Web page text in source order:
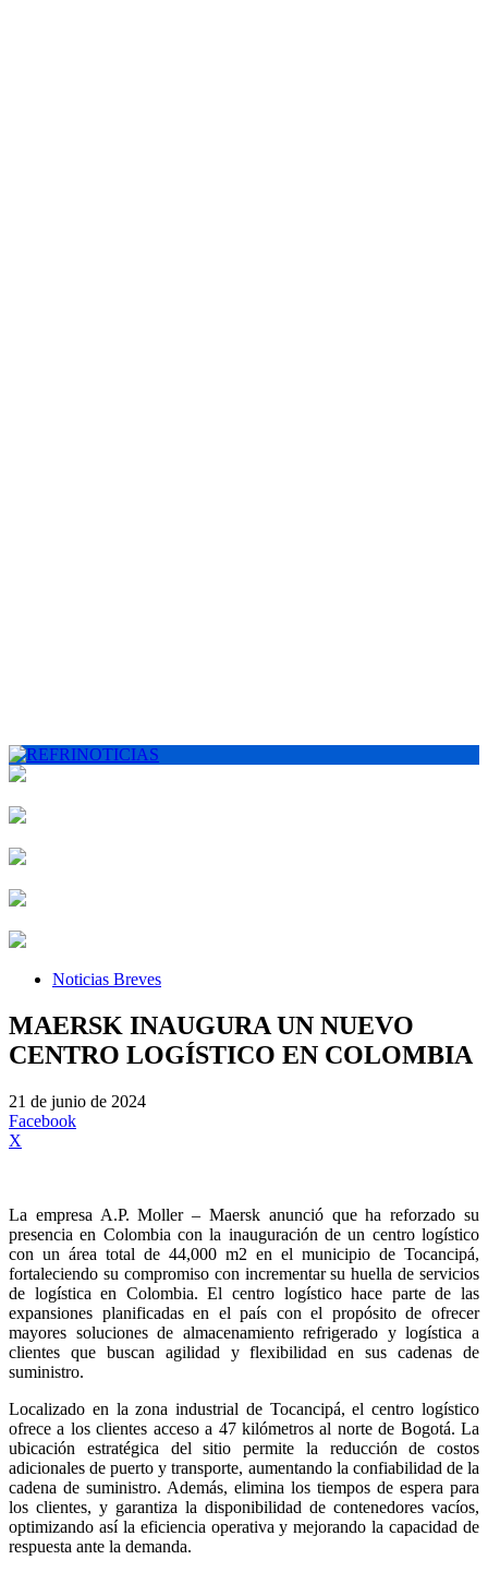
Noticias Breves
MAERSK INAUGURA UN NUEVO
CENTRO LOGÍSTICO EN COLOMBIA
21 de junio de 2024
Facebook
X
La empresa A.P. Moller – Maersk anunció que ha reforzado su
presencia en Colombia con la inauguración de un centro logístico
con un área total de 44,000 m2 en el municipio de Tocancipá,
fortaleciendo su compromiso con incrementar su huella de servicios
de logística en Colombia. El centro logístico hace parte de las
expansiones planificadas en el país con el propósito de ofrecer
mayores soluciones de almacenamiento refrigerado y logística a
clientes que buscan agilidad y flexibilidad en sus cadenas de
suministro.
Localizado en la zona industrial de Tocancipá, el centro logístico
ofrece a los clientes acceso a 47 kilómetros al norte de Bogotá. La
ubicación estratégica del sitio permite la reducción de costos
adicionales de puerto y transporte, aumentando la confiabilidad de la
cadena de suministro. Además, elimina los tiempos de espera para
los clientes, y garantiza la disponibilidad de contenedores vacíos,
optimizando así la eficiencia operativa y mejorando la capacidad de
respuesta ante la demanda.